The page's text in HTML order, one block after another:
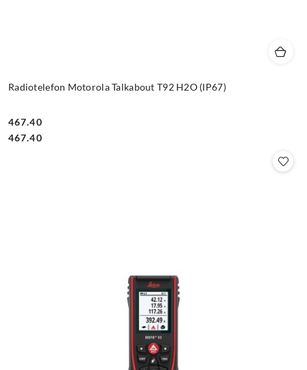
Radiotelefon Motorola Talkabout T92 H2O (IP67)
Cena:
467.40
Cena:
467.40